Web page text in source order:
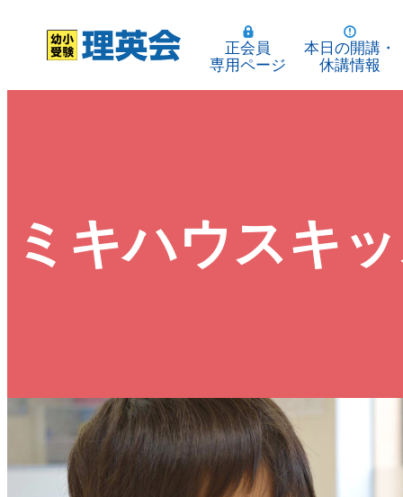
正会員
専用ページ
本日の開講・
休講情報
ミキハウスキ